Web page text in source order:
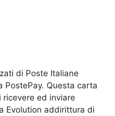
di Poste Italiane
PostePay. Questa carta
ed inviare
Evolution addirittura di